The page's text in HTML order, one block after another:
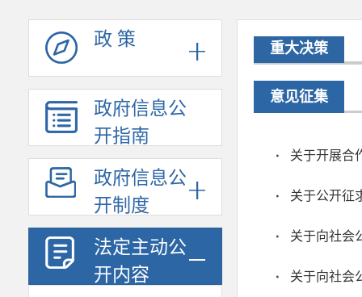
政 策
政府信息公
开指南
政府信息公
开制度
法定主动公
开内容
重大决策
意见征集
关于开展合